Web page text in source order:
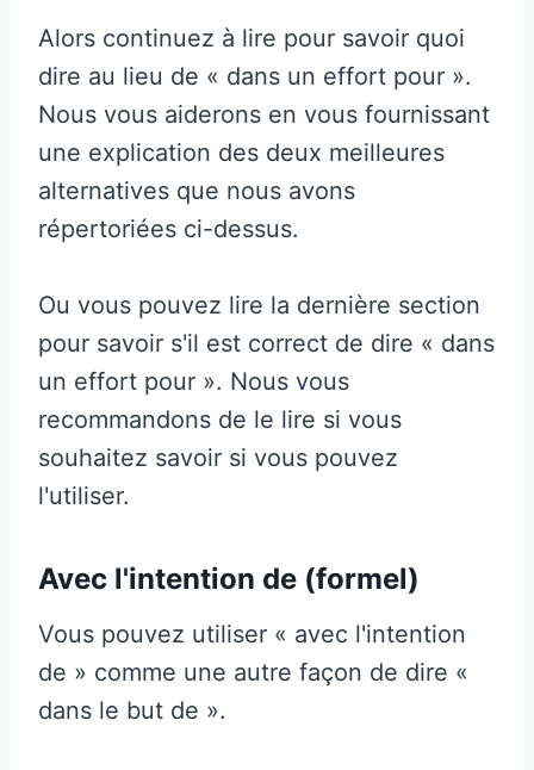
Alors continuez à lire pour savoir quoi
dire au lieu de « dans un effort pour ».
Nous vous aiderons en vous fournissant
une explication des deux meilleures
alternatives que nous avons
répertoriées ci-dessus.
Ou vous pouvez lire la dernière section
pour savoir s'il est correct de dire « dans
un effort pour ». Nous vous
recommandons de le lire si vous
souhaitez savoir si vous pouvez
l'utiliser.
Avec l'intention de (formel)
Vous pouvez utiliser « avec l'intention
de » comme une autre façon de dire «
dans le but de ».